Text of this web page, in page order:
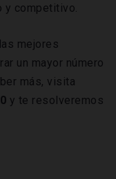
y competitivo.
mejores
un mayor número
más, visita
y te resolveremos